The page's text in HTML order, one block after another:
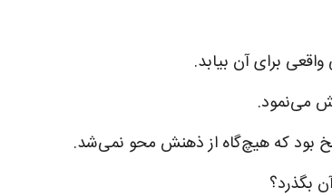
برای آن بیابد.
می‌نمود.
بود که هیچ‌گاه از ذهنش محو نمی‌شد.
بگذرد؟